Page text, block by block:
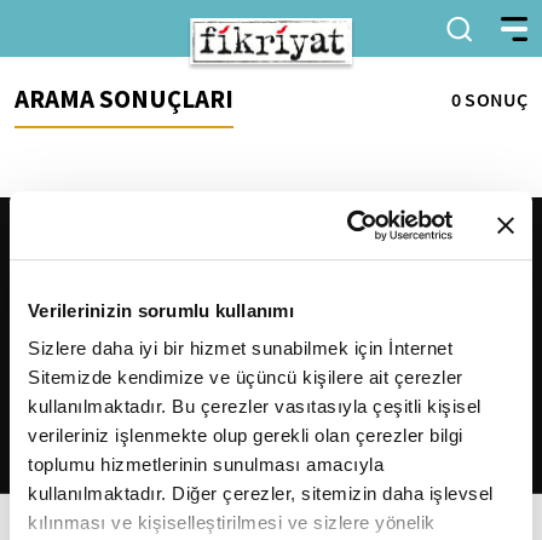
Verilerinizin sorumlu kullanımı
Sizlere daha iyi bir hizmet sunabilmek için İnternet
Sitemizde kendimize ve üçüncü kişilere ait çerezler
kullanılmaktadır. Bu çerezler vasıtasıyla çeşitli kişisel
verileriniz işlenmekte olup gerekli olan çerezler bilgi
toplumu hizmetlerinin sunulması amacıyla
kullanılmaktadır. Diğer çerezler, sitemizin daha işlevsel
kılınması ve kişiselleştirilmesi ve sizlere yönelik
ARAMA SONUÇLARI 0 SONUÇ
2026Fikriyat. Tüm hakları saklıdır.